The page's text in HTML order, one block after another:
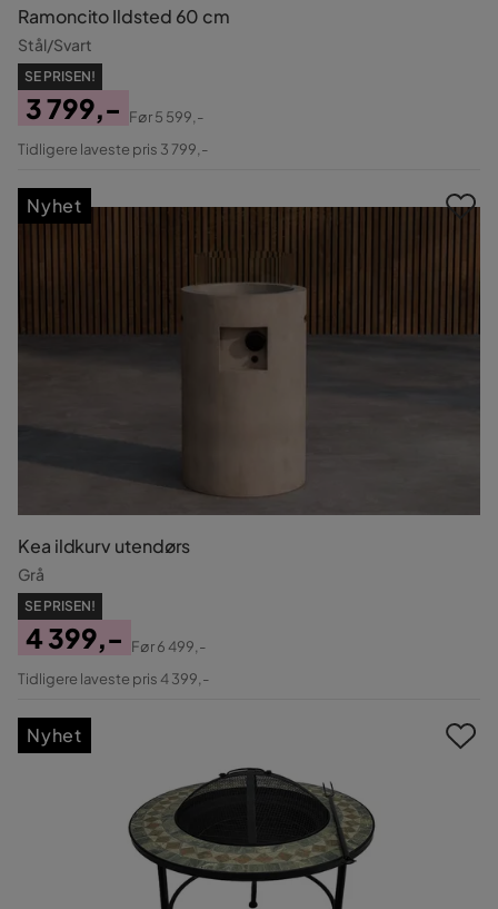
Ramoncito Ildsted 60 cm
Stål/Svart
SE PRISEN!
Pris
3 799,-
Original
Før5 599,-
Tidligere laveste pris 3 799,-
Kea ildkurv utendørs
Grå
SE PRISEN!
Pris
4 399,-
Original
Før6 499,-
Tidligere laveste pris 4 399,-
Nyhet
Nyhet